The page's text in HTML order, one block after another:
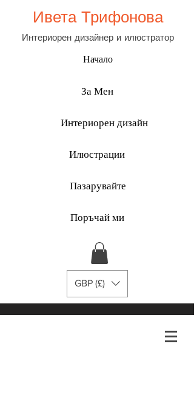
Ивета Трифонова
Интериорен дизайнер и илюстратор
Начало
За Мен
Интериорен дизайн
Илюстрации
Пазарувайте
Поръчай ми
GBP (£)